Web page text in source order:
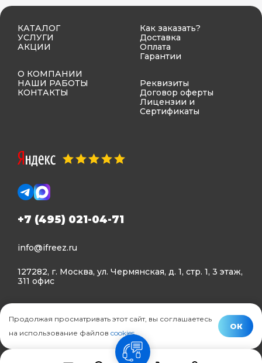
КАТАЛОГ
УСЛУГИ
АКЦИИ
О КОМПАНИИ
НАШИ РАБОТЫ
КОНТАКТЫ
Как заказать?
Доставка
Оплата
Гарантии
Реквизиты
Договор оферты
Лицензии и
Сертификаты
+7 (495) 021-04-71
info@ifreez.ru
127282, г. Москва, ул. Чермянская, д. 1, стр. 1, 3 этаж,
311 офис
Политика конфиденциальности
Политика использования Cookies
© Ifreez - продажа и установка климатической техники,
связь
Продолжая просматривать этот сайт, вы соглашаетесь
на использование файлов cookies.
ОК